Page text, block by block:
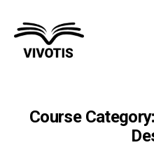
Course Category: